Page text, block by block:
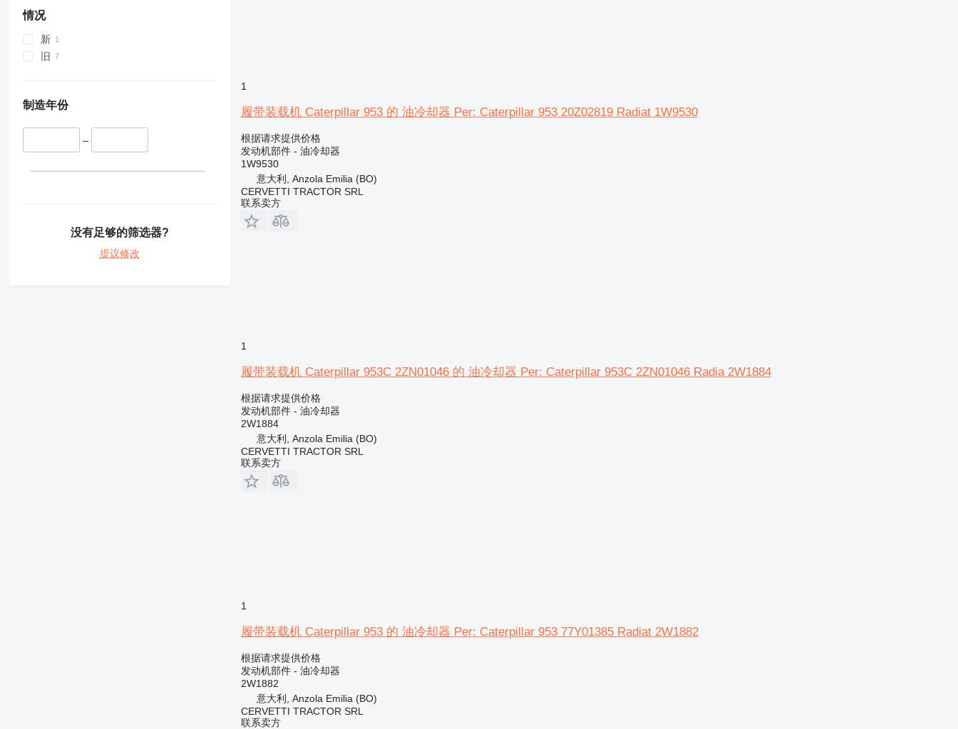
D400
TH
情况
新
旧
制造年份
–
没有足够的筛选器?
提议修改
1
履带装载机 Caterpillar 953 的 油冷却器 Per: Caterpillar 953 20Z02819 Radiat 1W9530
根据请求提供价格
发动机部件 - 油冷却器
1W9530
意大利, Anzola Emilia (BO)
CERVETTI TRACTOR SRL
联系卖方
1
履带装载机 Caterpillar 953C 2ZN01046 的 油冷却器 Per: Caterpillar 953C 2ZN01046 Radia 2W1884
根据请求提供价格
发动机部件 - 油冷却器
2W1884
意大利, Anzola Emilia (BO)
CERVETTI TRACTOR SRL
联系卖方
1
履带装载机 Caterpillar 953 的 油冷却器 Per: Caterpillar 953 77Y01385 Radiat 2W1882
根据请求提供价格
发动机部件 - 油冷却器
2W1882
意大利, Anzola Emilia (BO)
CERVETTI TRACTOR SRL
联系卖方